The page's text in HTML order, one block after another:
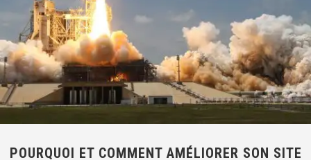
POURQUOI ET COMMENT AMÉLIORER SON SITE